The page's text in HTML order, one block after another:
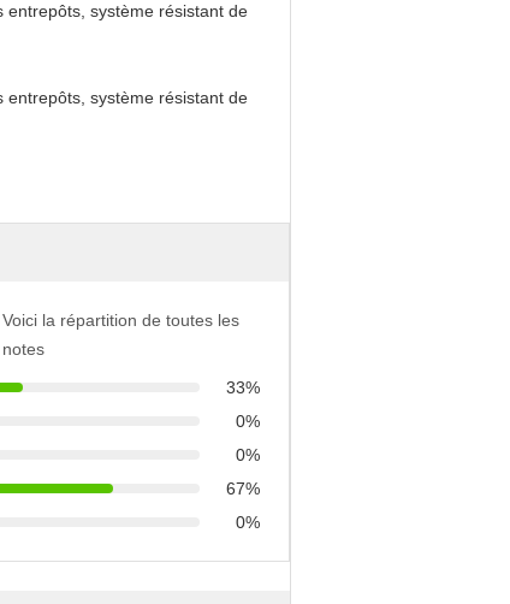
Voici la répartition de toutes les
notes
33%
0%
0%
67%
0%